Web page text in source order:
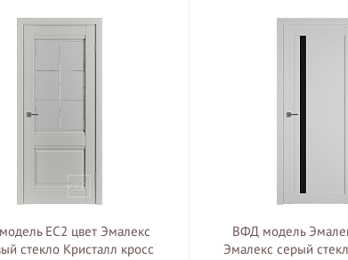
EC2 цвет Эмалекс
стекло Кристалл кросс
ВФД модель
Эмалекс серый